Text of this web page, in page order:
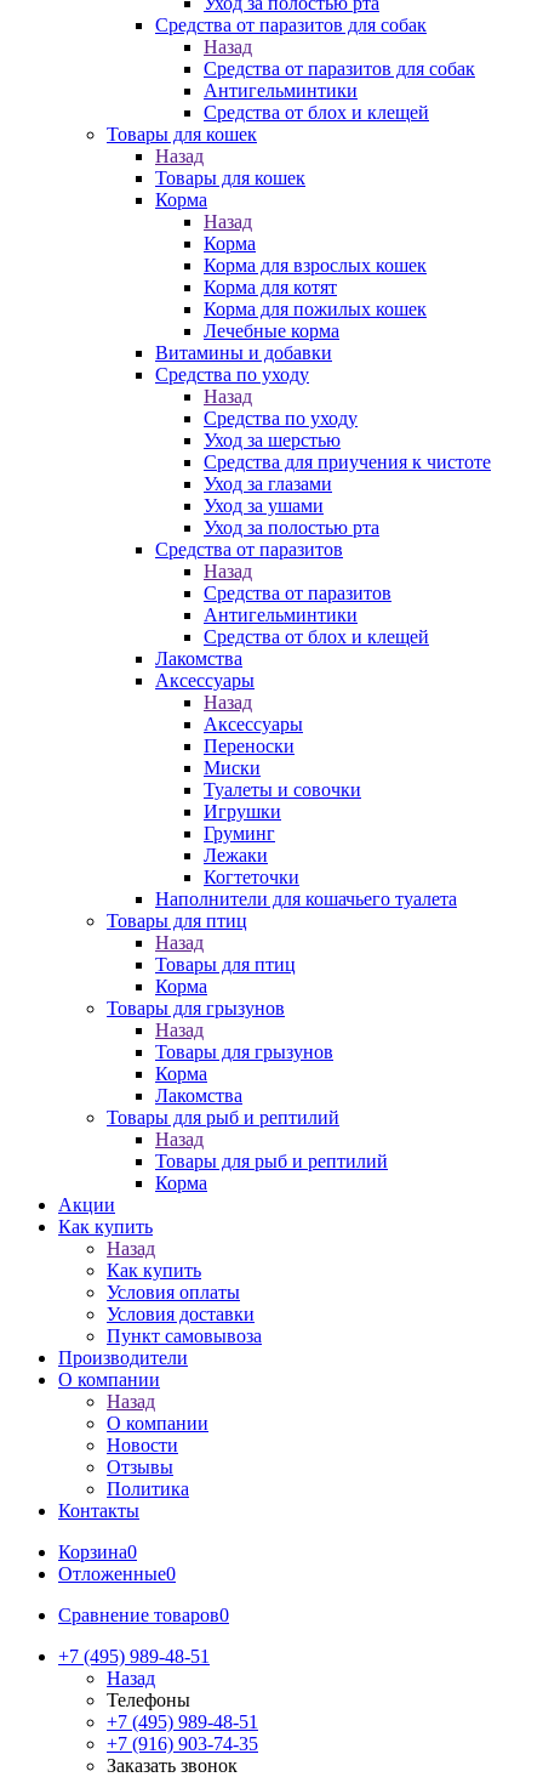
Средства от паразитов для собак
Назад
Средства от паразитов для собак
Антигельминтики
Средства от блох и клещей
Товары для кошек
Назад
Товары для кошек
Корма
Назад
Корма
Корма для взрослых кошек
Корма для котят
Корма для пожилых кошек
Лечебные корма
Витамины и добавки
Средства по уходу
Назад
Средства по уходу
Уход за шерстью
Средства для приучения к чистоте
Уход за глазами
Уход за ушами
Уход за полостью рта
Средства от паразитов
Назад
Средства от паразитов
Антигельминтики
Средства от блох и клещей
Лакомства
Аксессуары
Назад
Аксессуары
Переноски
Миски
Туалеты и совочки
Игрушки
Груминг
Лежаки
Когтеточки
Наполнители для кошачьего туалета
Товары для птиц
Назад
Товары для птиц
Корма
Товары для грызунов
Назад
Товары для грызунов
Корма
Лакомства
Товары для рыб и рептилий
Назад
Товары для рыб и рептилий
Корма
Акции
Как купить
Назад
Как купить
Условия оплаты
Условия доставки
Пункт самовывоза
Производители
О компании
Назад
О компании
Новости
Отзывы
Политика
Контакты
Корзина0
Отложенные0
Сравнение товаров0
+7 (495) 989-48-51
Назад
Телефоны
+7 (495) 989-48-51
+7 (916) 903-74-35
Заказать звонок